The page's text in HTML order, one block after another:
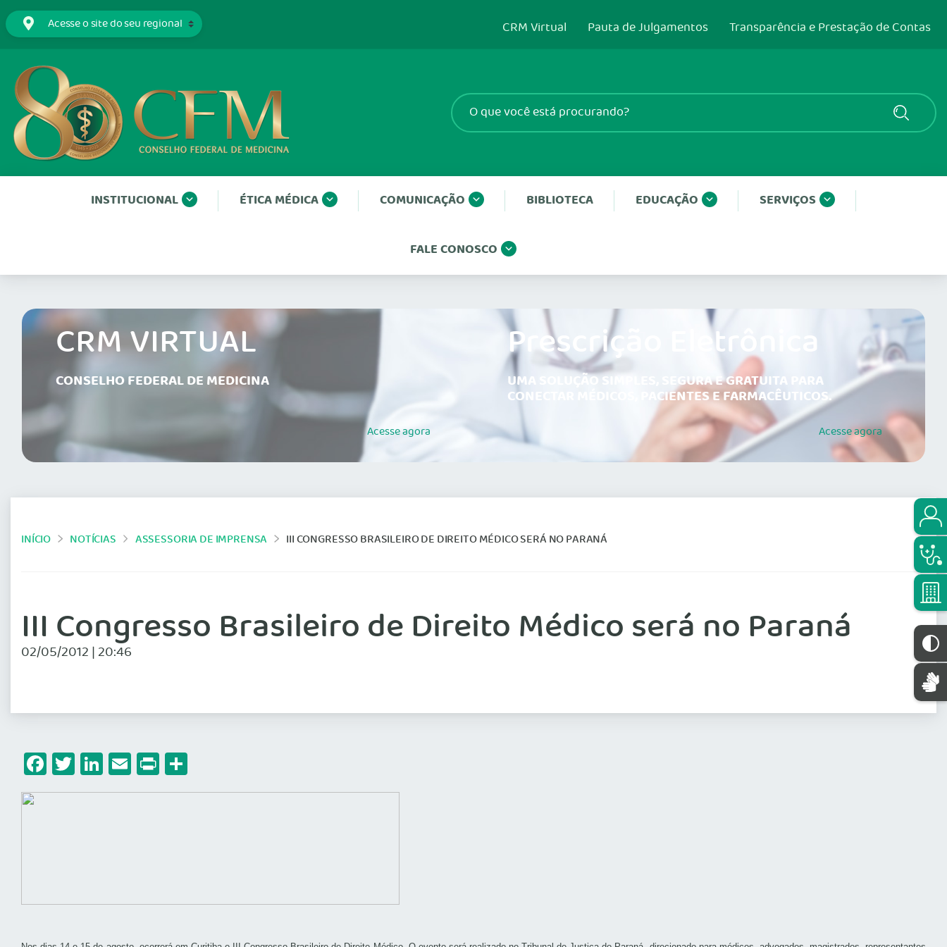
CRM Virtual Pauta de Julgamentos Transparência e Prestação de Contas
INSTITUCIONAL ÉTICA MÉDICA COMUNICAÇÃO BIBLIOTECA EDUCAÇÃO SERVIÇOS
FALE CONOSCO
CRM VIRTUAL
CONSELHO FEDERAL DE MEDICINA
Acesseagora
Prescrição Eletrônica
UMA SOLUÇÃO SIMPLES, SEGURA E GRATUITA PARA
CONECTAR MÉDICOS, PACIENTES E FARMACÊUTICOS.
Acesseagora
INÍCIO NOTÍCIAS ASSESSORIA DE IMPRENSA III CONGRESSO BRASILEIRO DE DIREITO MÉDICO SERÁ NO PARANÁ
III Congresso Brasileiro de Direito Médico será no Paraná
02/05/2012 | 20:46
Facebook
Twitter
LinkedIn
Email
Print